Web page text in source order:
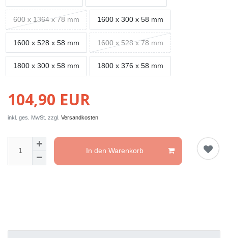
600 x 1364 x 78 mm 1600 x 300 x 58 mm
1600 x 528 x 58 mm 1600 x 528 x 78 mm
1800 x 300 x 58 mm 1800 x 376 x 58 mm
104,90 EUR
inkl. ges. MwSt. zzgl. Versandkosten
In den Warenkorb